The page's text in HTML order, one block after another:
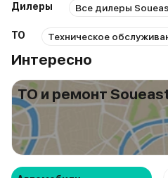
Дилеры Все дилеры
ТО Техническое
Интересно
ТО и ремонт